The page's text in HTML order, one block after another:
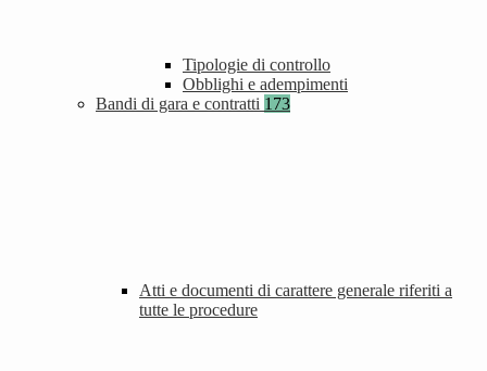
Tipologie di controllo
Obblighi e adempimenti
Bandi di gara e contratti 173
Atti e documenti di carattere generale riferiti a
tutte le procedure